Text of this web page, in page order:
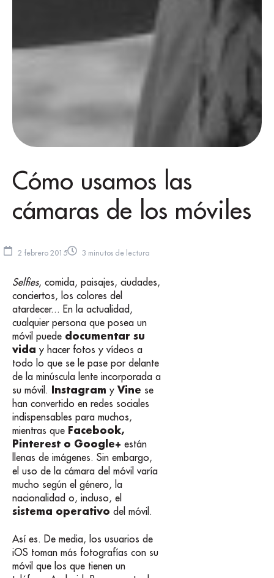
Cómo usamos las
cámaras de los móviles
2 febrero 2015 3 minutos de lectura
Selfies, comida, paisajes, ciudades,
conciertos, los colores del
atardecer... En la actualidad,
cualquier persona que posea un
móvil puede documentar su
vida y hacer fotos y vídeos a
todo lo que se le pase por delante
de la minúscula lente incorporada a
su móvil. Instagram y Vine se
han convertido en redes sociales
indispensables para muchos,
mientras que Facebook,
Pinterest o Google+ están
llenas de imágenes. Sin embargo,
el uso de la cámara del móvil varía
mucho según el género, la
nacionalidad o, incluso, el
sistema operativo del móvil.
Así es. De media, los usuarios de
iOS toman más fotografías con su
móvil que los que tienen un